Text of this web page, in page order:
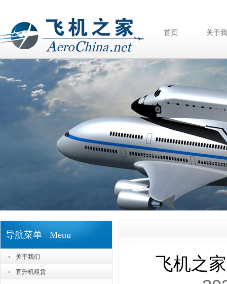
首页 关于
导航菜单 Menu
关于我们
直升机租赁 飞机之